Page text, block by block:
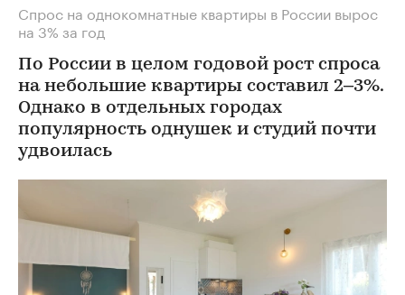
Спрос на однокомнатные квартиры в России вырос
на 3% за год
По России в целом годовой рост спроса
на небольшие квартиры составил 2–3%.
Однако в отдельных городах
популярность однушек и студий почти
удвоилась